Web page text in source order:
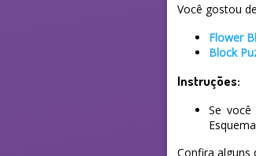
Você gostou
Flower
Block
Instruções:
Se
Confira alguns